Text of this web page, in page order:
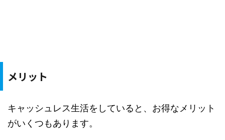
メリット
キャッシュレス生活をしていると、お得なメリット
がいくつもあります。